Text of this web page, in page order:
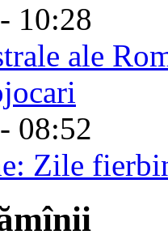
10:28
ale
08:52
Zile